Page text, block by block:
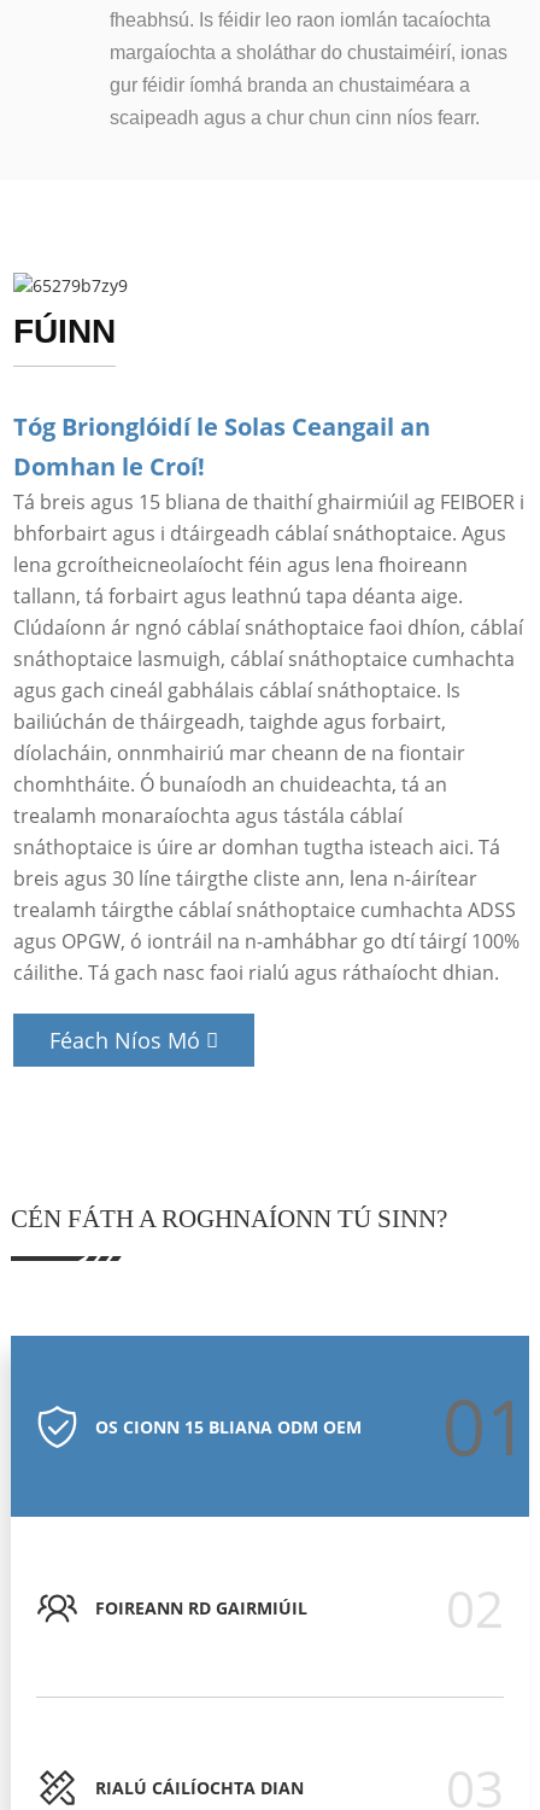
fheabhsú. Is féidir leo raon iomlán tacaíochta
margaíochta a sholáthar do chustaiméirí, ionas
gur féidir íomhá branda an chustaiméara a
scaipeadh agus a chur chun cinn níos fearr.
FÚINN
Tóg Brionglóidí le Solas Ceangail an
Domhan le Croí!
Tá breis agus 15 bliana de thaithí ghairmiúil ag FEIBOER i
bhforbairt agus i dtáirgeadh cáblaí snáthoptaice. Agus
lena gcroítheicneolaíocht féin agus lena fhoireann
tallann, tá forbairt agus leathnú tapa déanta aige.
Clúdaíonn ár ngnó cáblaí snáthoptaice faoi dhíon, cáblaí
snáthoptaice lasmuigh, cáblaí snáthoptaice cumhachta
agus gach cineál gabhálais cáblaí snáthoptaice. Is
bailiúchán de tháirgeadh, taighde agus forbairt,
díolacháin, onnmhairiú mar cheann de na fiontair
chomhtháite. Ó bunaíodh an chuideachta, tá an
trealamh monaraíochta agus tástála cáblaí
snáthoptaice is úire ar domhan tugtha isteach aici. Tá
breis agus 30 líne táirgthe cliste ann, lena n-áirítear
trealamh táirgthe cáblaí snáthoptaice cumhachta ADSS
agus OPGW, ó iontráil na n-amhábhar go dtí táirgí 100%
cáilithe. Tá gach nasc faoi rialú agus ráthaíocht dhian.
Féach Níos Mó
CÉN FÁTH A ROGHNAÍONN TÚ SINN?
OS CIONN 15 BLIANA ODM OEM 01
FOIREANN RD GAIRMIÚIL 02
RIALÚ CÁILÍOCHTA DIAN 03